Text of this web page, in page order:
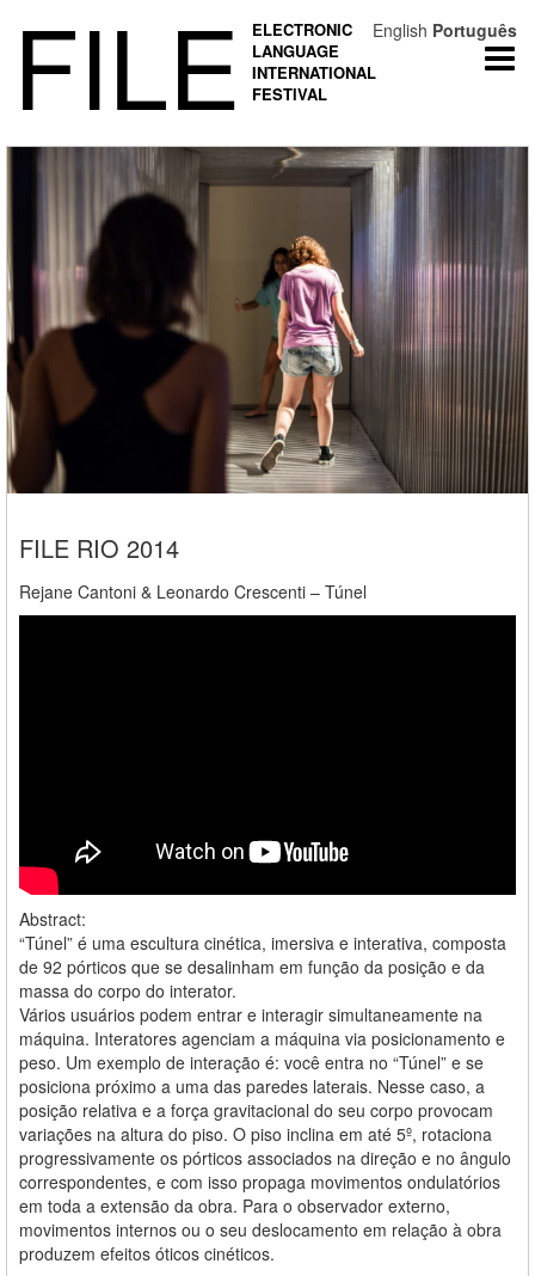
FILE
ELECTRONIC
LANGUAGE
INTERNATIONAL
FESTIVAL
FILE RIO 2014
Rejane Cantoni & Leonardo Crescenti – Túnel
Abstract:
“Túnel” é uma escultura cinética, imersiva e interativa, composta
de 92 pórticos que se desalinham em função da posição e da
massa do corpo do interator.
Vários usuários podem entrar e interagir simultaneamente na
máquina. Interatores agenciam a máquina via posicionamento e
peso. Um exemplo de interação é: você entra no “Túnel” e se
posiciona próximo a uma das paredes laterais. Nesse caso, a
posição relativa e a força gravitacional do seu corpo provocam
variações na altura do piso. O piso inclina em até 5º, rotaciona
progressivamente os pórticos associados na direção e no ângulo
correspondentes, e com isso propaga movimentos ondulatórios
em toda a extensão da obra. Para o observador externo,
movimentos internos ou o seu deslocamento em relação à obra
produzem efeitos óticos cinéticos.
English Português